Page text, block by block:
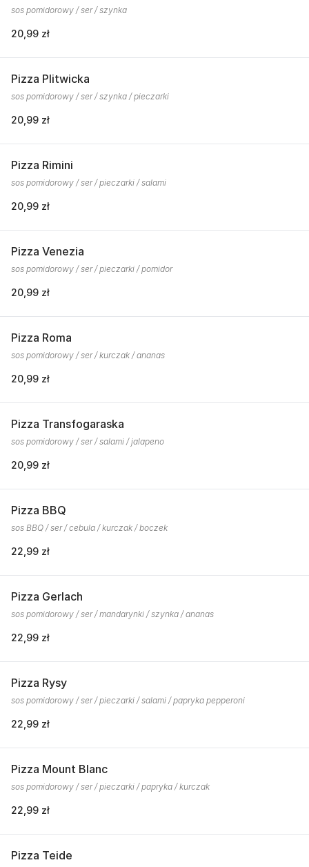
sos pomidorowy / ser / szynka
20,99 zł
Pizza Plitwicka
sos pomidorowy / ser / szynka / pieczarki
20,99 zł
Pizza Rimini
sos pomidorowy / ser / pieczarki / salami
20,99 zł
Pizza Venezia
sos pomidorowy / ser / pieczarki / pomidor
20,99 zł
Pizza Roma
sos pomidorowy / ser / kurczak / ananas
20,99 zł
Pizza Transfogaraska
sos pomidorowy / ser / salami / jalapeno
20,99 zł
Pizza BBQ
sos BBQ / ser / cebula / kurczak / boczek
22,99 zł
Pizza Gerlach
sos pomidorowy / ser / mandarynki / szynka / ananas
22,99 zł
Pizza Rysy
sos pomidorowy / ser / pieczarki / salami / papryka pepperoni
22,99 zł
Pizza Mount Blanc
sos pomidorowy / ser / pieczarki / papryka / kurczak
22,99 zł
Pizza Teide